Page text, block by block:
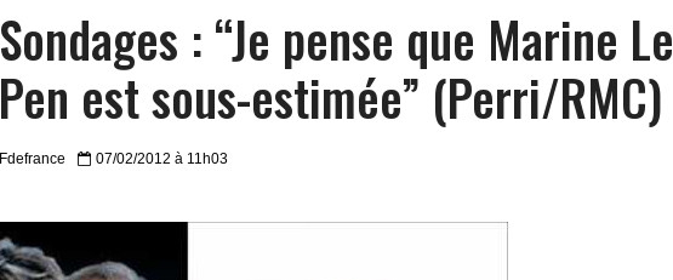
Sondages : “Je pense que Marine Le
Pen est sous-estimée” (Perri/RMC)
Fdefrance 07/02/2012 à 11h03